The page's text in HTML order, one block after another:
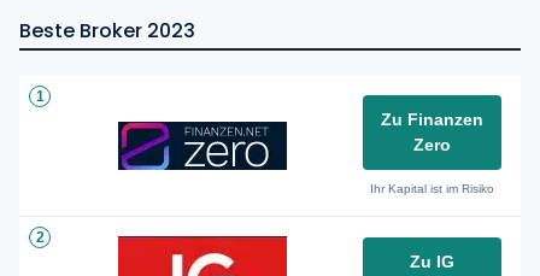
Beste Broker 2023
1
Zu Finanzen
Zero
Ihr Kapital ist im Risiko
2
Zu IG